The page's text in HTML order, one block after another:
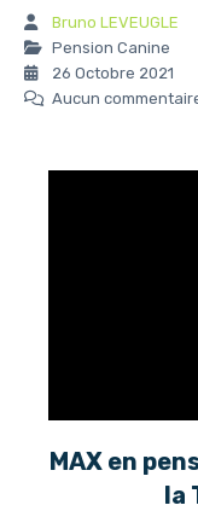
Bruno LEVEUGLE
Pension Canine
26 Octobre 2021
Aucun
MAX en
la